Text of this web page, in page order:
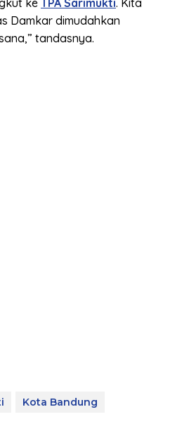
ke TPA Sarimukti. Kita
Damkar dimudahkan
tandasnya.
Kota Bandung